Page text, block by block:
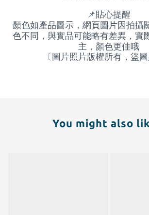
📌貼心提醒
顏色如產品圖示，網頁圖片因拍攝
色不同，與實品可能略有差異，實
主，顏色更佳哦
〔圖片照片版權所有，盜圖
You might also